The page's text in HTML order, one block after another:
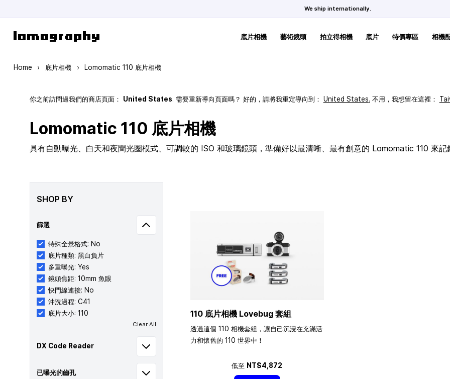
We ship internationally.
底片相機 藝術鏡頭 拍立得相機 底片 特價專區 相機
Home › 底片相機 › Lomomatic 110 底片相機
你之前訪問過我們的商店頁面： United States. 需要重新導向頁面嗎？ 好的，請將我重定導向到： United States. 不用，我想留在這裡：
Lomomatic 110 底片相機
具有自動曝光、白天和夜間光圈模式、可調較的 ISO 和玻璃鏡頭，準備好以最清晰、最有創意的 Lomomatic 110 來記
SHOP BY
篩選
特殊全景格式: No
底片種類: 黑白負片
多重曝光: Yes
鏡頭焦距: 10mm 魚眼
快門線連接: No
沖洗過程: C41
底片大小: 110
Clear All
DX Code Reader
已曝光的齒孔
110 底片相機 Lovebug 套組
透過這個 110 相機套組，讓自己沉浸在充滿活
力和懷舊的 110 世界中！
低至 NT$4,872